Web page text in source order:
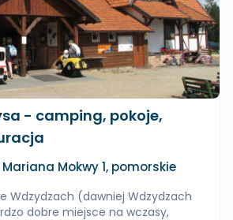
- camping, pokoje,
Mokwy 1, pomorskie
Wdzydzach (dawniej Wdzydzach
dobre miejsce na wczasy,